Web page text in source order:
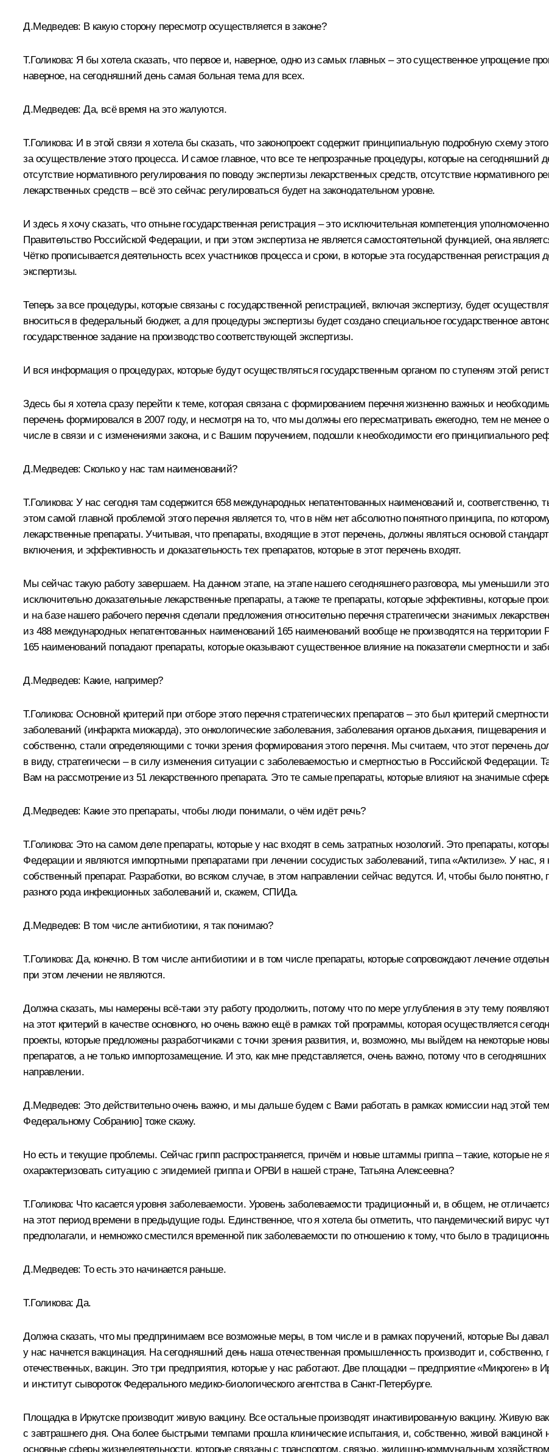
Д.Медведев: В какую сторону пересмотр осуществляется в законе?
Т.Голикова: Я бы хотела сказать, что первое и, наверное, одно из самых главных – это существенное упрощение
наверное, на сегодняшний день самая больная тема для всех.
Д.Медведев:Да, всё время на это жалуются.
Т.Голикова: И в этой связи я хотела бы сказать, что законопроект содержит принципиальную подробную схему
за осуществление этого процесса. И самое главное, что все те непрозрачные процедуры, которые на сегодняшний
отсутствие нормативного регулирования по поводу экспертизы лекарственных средств, отсутствие нормативного
лекарственных средств – всё это сейчас регулироваться будет на законодательном уровне.
И здесь я хочу сказать, что отныне государственная регистрация – это исключительная компетенция
Правительство Российской Федерации, и при этом экспертиза не является самостоятельной функцией, она
Чётко прописывается деятельность всех участников процесса и сроки, в которые эта государственная
экспертизы.
Теперь за все процедуры, которые связаны с государственной регистрацией, включая экспертизу, будет
вноситься в федеральный бюджет, а для процедуры экспертизы будет создано специальное государственное
государственное задание на производство соответствующей экспертизы.
И вся информация о процедурах, которые будут осуществляться государственным органом по ступеням этой
Здесь бы я хотела сразу перейти к теме, которая связана с формированием перечня жизненно важных и
перечень формировался в 2007 году, и несмотря на то, что мы должны его пересматривать ежегодно, тем не
числе в связи и с изменениями закона, и с Вашим поручением, подошли к необходимости его принципиального
Д.Медведев:Сколько у нас там наименований?
Т.Голикова: У нас сегодня там содержится 658 международных непатентованных наименований и, соответственно,
этом самой главной проблемой этого перечня является то, что в нём нет абсолютно понятного принципа, по
лекарственные препараты. Учитывая, что препараты, входящие в этот перечень, должны являться основой
включения, и эффективность и доказательность тех препаратов, которые в этот перечень входят.
Мы сейчас такую работу завершаем. На данном этапе, на этапе нашего сегодняшнего разговора, мы уменьшили
исключительно доказательные лекарственные препараты, а также те препараты, которые эффективны, которые
и на базе нашего рабочего перечня сделали предложения относительно перечня стратегически значимых
из 488 международных непатентованных наименований 165 наименований вообще не производятся на
165 наименований попадают препараты, которые оказывают существенное влияние на показатели смертности и
Д.Медведев: Какие, например?
Т.Голикова: Основной критерий при отборе этого перечня стратегических препаратов – это был критерий
заболеваний (инфаркта миокарда), это онкологические заболевания, заболевания органов дыхания, пищеварения
собственно, стали определяющими с точки зрения формирования этого перечня. Мы считаем, что этот перечень
в виду, стратегически – в силу изменения ситуации с заболеваемостью и смертностью в Российской Федерации.
Вам на рассмотрение из 51 лекарственного препарата. Это те самые препараты, которые влияют на значимые
Д.Медведев: Какие это препараты, чтобы люди понимали, о чём идёт речь?
Т.Голикова: Это на самом деле препараты, которые у нас входят в семь затратных нозологий. Это препараты,
Федерации и являются импортными препаратами при лечении сосудистых заболеваний, типа «Актилизе». У нас,
собственный препарат. Разработки, во всяком случае, в этом направлении сейчас ведутся. И, чтобы было
разного рода инфекционных заболеваний и, скажем, СПИДа.
Д.Медведев: В том числе антибиотики, я так понимаю?
Т.Голикова: Да, конечно. В том числе антибиотики и в том числе препараты, которые сопровождают лечение
при этом лечении не являются.
Должна сказать, мы намерены всё‑таки эту работу продолжить, потому что по мере углубления в эту тему
на этот критерий в качестве основного, но очень важно ещё в рамках той программы, которая осуществляется
проекты, которые предложены разработчиками с точки зрения развития, и, возможно, мы выйдем на некоторые
препаратов, а не только импортозамещение. И это, как мне представляется, очень важно, потому что в
направлении.
Д.Медведев: Это действительно очень важно, и мы дальше будем с Вами работать в рамках комиссии над этой
Федеральному Собранию] тоже скажу.
Но есть и текущие проблемы. Сейчас грипп распространяется, причём и новые штаммы гриппа – такие, которые
охарактеризовать ситуацию с эпидемией гриппа и ОРВИ в нашей стране, Татьяна Алексеевна?
Т.Голикова: Что касается уровня заболеваемости. Уровень заболеваемости традиционный и, в общем, не
на этот период времени в предыдущие годы. Единственное, что я хотела бы отметить, что пандемический вирус
предполагали, и немножко сместился временной пик заболеваемости по отношению к тому, что было в
Д.Медведев:То есть это начинается раньше.
Т.Голикова: Да.
Должна сказать, что мы предпринимаем все возможные меры, в том числе и в рамках поручений, которые Вы
у нас начнется вакцинация. На сегодняшний день наша отечественная промышленность производит и, собственно,
отечественных, вакцин. Это три предприятия, которые у нас работают. Две площадки – предприятие «Микроген» в
и институт сывороток Федерального медико-биологического агентства в Санкт-Петербурге.
Площадка в Иркутске производит живую вакцину. Все остальные производят инактивированную вакцину. Живую
с завтрашнего дня. Она более быстрыми темпами прошла клинические испытания, и, собственно, живой вакциной
основные сферы жизнедеятельности, которые связаны с транспортом, связью, жилищно-коммунальным